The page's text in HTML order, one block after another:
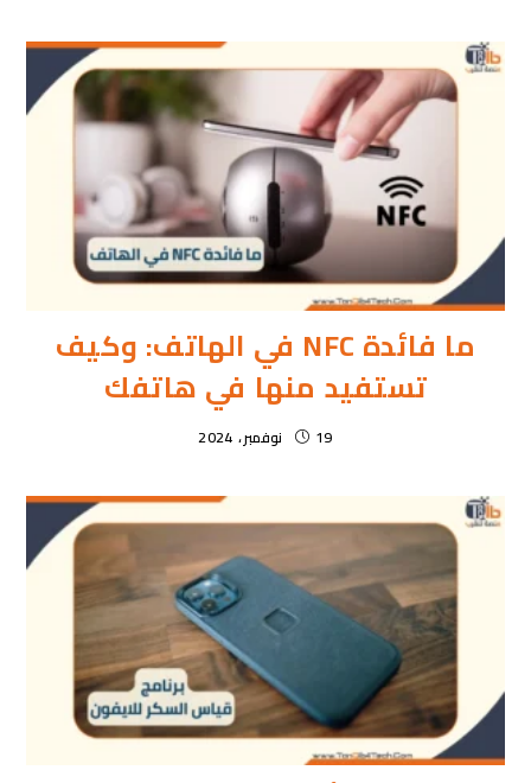
ما فائدة NFC في الهاتف: وكيف
تستفيد منها في هاتفك
19 نوفمبر، 2024